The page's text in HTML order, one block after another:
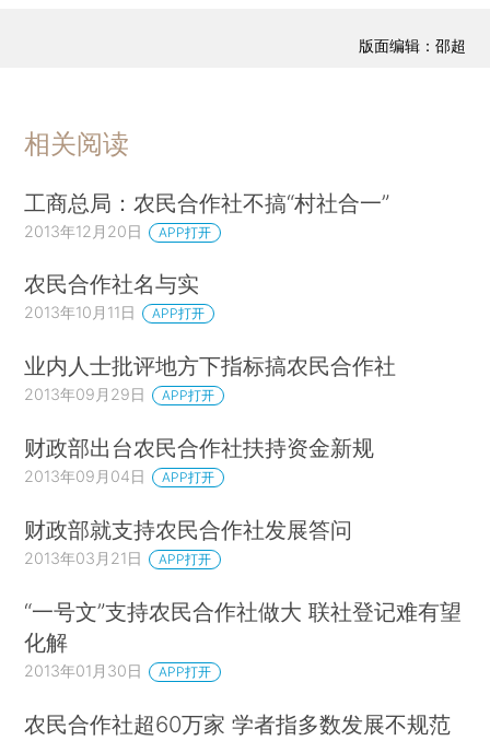
版面编辑：邵超
相关阅读
工商总局：农民合作社不搞“村社合一”
2013年12月20日 APP打开
农民合作社名与实
2013年10月11日 APP打开
业内人士批评地方下指标搞农民合作社
2013年09月29日 APP打开
财政部出台农民合作社扶持资金新规
2013年09月04日 APP打开
财政部就支持农民合作社发展答问
2013年03月21日 APP打开
“一号文”支持农民合作社做大 联社登记难有望
化解
2013年01月30日 APP打开
农民合作社超60万家 学者指多数发展不规范